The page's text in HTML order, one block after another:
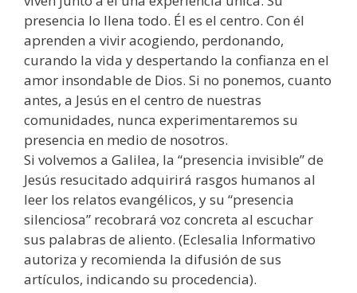
presencia lo llena todo. Él es el centro. Con él
aprenden a vivir acogiendo, perdonando,
curando la vida y despertando la confianza en el
amor insondable de Dios. Si no ponemos, cuanto
antes, a Jesús en el centro de nuestras
comunidades, nunca experimentaremos su
presencia en medio de nosotros.
Si volvemos a Galilea, la “presencia invisible” de
Jesús resucitado adquirirá rasgos humanos al
leer los relatos evangélicos, y su “presencia
silenciosa” recobrará voz concreta al escuchar
sus palabras de aliento. (Eclesalia Informativo
autoriza y recomienda la difusión de sus
artículos, indicando su procedencia).